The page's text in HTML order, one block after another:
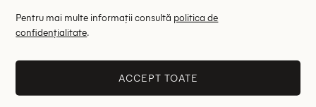
Altii au fost interesati de
Pentru mai multe informații consultă politica de
confidențialitate.
ACCEPT TOATE